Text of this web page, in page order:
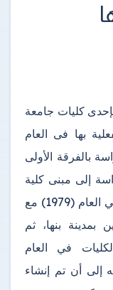
ببنها عام (1976)م كإحدى كليات جامعة
بها فى العام
الدراسة بالفرقة الأولى
إلى مبنى كلية
التربية القديم (التربية الرياضية حاليا) في العام (1979) مع
بمدينة بنها، ثم
في العام
فيه إلى أن تم إنشاء